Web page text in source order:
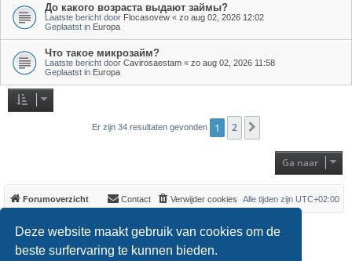
Deze website maakt gebruik van cookies om de
beste surfervaring te kunnen bieden.
До какого возраста выдают займы?
Laatste bericht door Flocasovew « zo aug 02, 2026 12:02
Geplaatst in Europa
Что такое микрозайм?
Laatste bericht door Cavirosaestam « zo aug 02, 2026 11:58
Geplaatst in Europa
Er zijn 34 resultaten gevonden 1 2
Ga naar
Forumoverzicht Alle tijden zijn UTC+02:00
Verwijder cookies
Contact
*Original Author:Brad Veryard
*Updated to 3.3.x by MannixMD
* Style version: 3.4.0
Powered by